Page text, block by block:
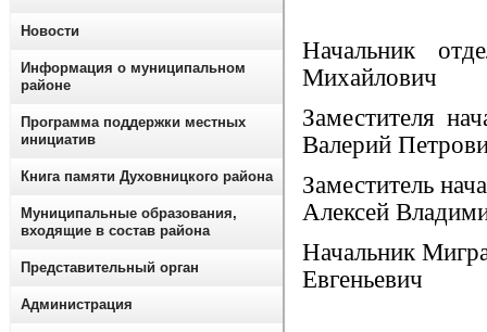
Начальник
Михайлович
Заместителя
Валерий
Заместитель
Алексей
Начальник
Евгеньевич
Новости
Информация о муниципальном
районе
Программа поддержки местных
инициатив
Книга памяти Духовницкого района
Муниципальные образования,
входящие в состав района
Представительный орган
Администрация